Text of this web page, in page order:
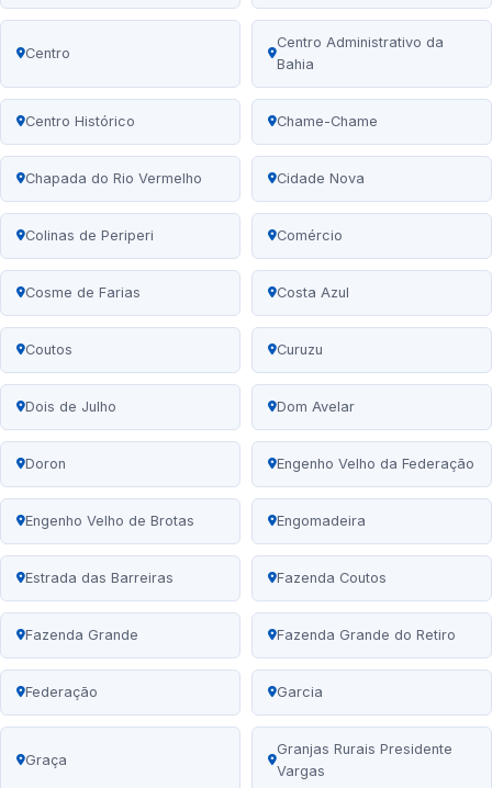
Centro
Centro Administrativo da
Bahia
Centro Histórico Chame-Chame
Chapada do Rio Vermelho Cidade Nova
Colinas de Periperi Comércio
Cosme de Farias Costa Azul
Coutos Curuzu
Dois de Julho Dom Avelar
Doron Engenho Velho da Federação
Engenho Velho de Brotas Engomadeira
Estrada das Barreiras Fazenda Coutos
Fazenda Grande Fazenda Grande do Retiro
Federação Garcia
Graça
Granjas Rurais Presidente
Vargas